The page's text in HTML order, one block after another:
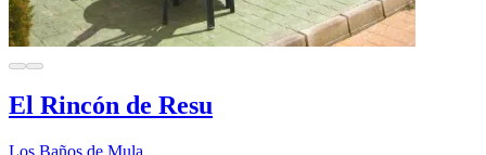
El Rincón de Resu